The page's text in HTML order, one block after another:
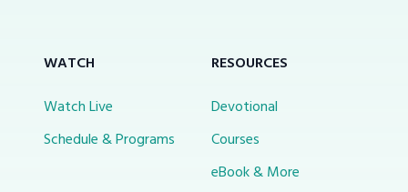
WATCH
Watch Live
Schedule & Programs
RESOURCES
Devotional
Courses
eBook & More